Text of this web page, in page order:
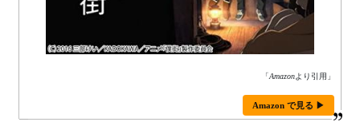
「Amazonより引用」
Amazon で見る ▶